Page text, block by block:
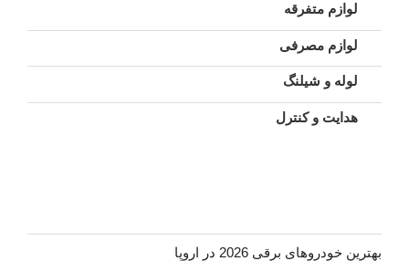
لوازم متفرقه
لوازم مصرفی
لوله و شیلنگ
هدایت و کنترل
بهترین خودروهای برقی 2026 در اروپا